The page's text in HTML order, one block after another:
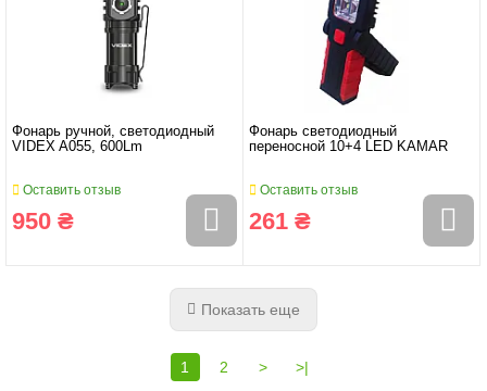
Фонарь ручной, светодиодный
VIDEX A055, 600Lm
Оставить отзыв
950 ₴
Фонарь светодиодный
переносной 10+4 LED KAMAR
Оставить отзыв
261 ₴
Показать еще
1 2 > >|